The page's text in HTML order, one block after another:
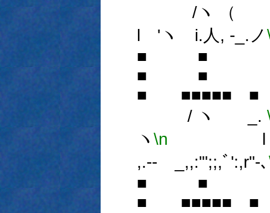
/ヽ （ i
l 'ヽゝi.人, -_.ノ
■ ■ ■
■ ■ ■
■ ■■■■■
/ ヽ _.
ヽ \n l 'ヽゝ
,.-‐ゝ_,,:'";;,ﾞ':,r''‐､
■ ■ ■
■ ■■■■■